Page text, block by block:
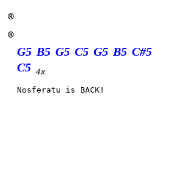
®
®
G5 B5 G5 C5 G5 B5 C#5
C5 4x
Nosferatu is BACK!